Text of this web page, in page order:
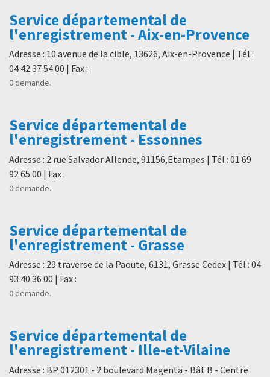
Service départemental de
l'enregistrement - Aix-en-Provence
Adresse : 10 avenue de la cible, 13626, Aix-en-Provence | Tél :
04 42 37 54 00 | Fax :
0 demande.
Service départemental de
l'enregistrement - Essonnes
Adresse : 2 rue Salvador Allende, 91156,Etampes | Tél : 01 69
92 65 00 | Fax :
0 demande.
Service départemental de
l'enregistrement - Grasse
Adresse : 29 traverse de la Paoute, 6131, Grasse Cedex | Tél : 04
93 40 36 00 | Fax :
0 demande.
Service départemental de
l'enregistrement - Ille-et-Vilaine
Adresse : BP 012301 - 2 boulevard Magenta - Bât B - Centre